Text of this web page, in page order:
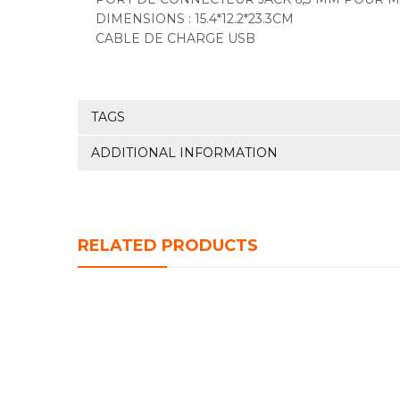
DIMENSIONS : 15.4*12.2*23.3CM
CABLE DE CHARGE USB
TAGS
ADDITIONAL INFORMATION
RELATED PRODUCTS